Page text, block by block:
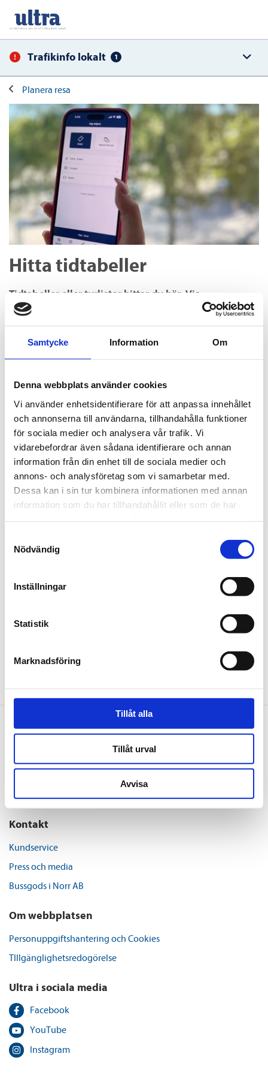
Samtycke Information Om
Denna webbplats använder cookies
Vi använder enhetsidentifierare för att anpassa innehållet
och annonserna till användarna, tillhandahålla funktioner
för sociala medier och analysera vår trafik. Vi
vidarebefordrar även sådana identifierare och annan
information från din enhet till de sociala medier och
annons- och analysföretag som vi samarbetar med.
Dessa kan i sin tur kombinera informationen med annan
information som du har tillhandahållit eller som de har
Nödvändig
Inställningar
Statistik
Marknadsföring
Tillåt alla
Tillåt urval
Avvisa
Trafikinfo lokalt 1
Planera resa
Hitta tidtabeller
Tidtabeller eller turlistor hittar du här. Via
reseplaneraren kan du också se alla busstider. Om du
istället söker på din resa i reseplaneraren får du också
eventuell trafikinformation som finns för den resan.
Reseplaneraren i vår app Ultra Umeås lokaltrafik
Reseplaneraren här på webben
Nedan kan du även ladda ner din tidtabell i
tabellformat och välja att skriva ut den. Kom ihåg att
vara noga att kolla mellan vilka datum tidtabellen
gäller.
Vid många av våra hållplatser finns det digitala skyltar
Relaterad information
Ladda ner tidtabeller och busstider
Om oss
Lediga jobb
Kontakt
Kundservice
Press och media
Bussgods i Norr AB
Om webbplatsen
Personuppgiftshantering och Cookies
TIllgänglighetsredogörelse
Ultra i sociala media
Facebook
YouTube
Instagram